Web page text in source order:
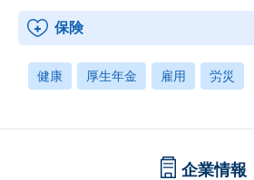
保険
健康 厚生年金 雇用 労災
企業情報